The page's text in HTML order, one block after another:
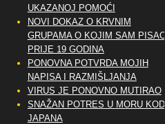
UKAZANOJ POMOĆI
NOVI DOKAZ O KRVNIM
GRUPAMA O KOJIM SAM PISAO
PRIJE 19 GODINA
PONOVNA POTVRDA MOJIH
NAPISA I RAZMIŠLJANJA
VIRUS JE PONOVNO MUTIRAO
SNAŽAN POTRES U MORU KOD
JAPANA